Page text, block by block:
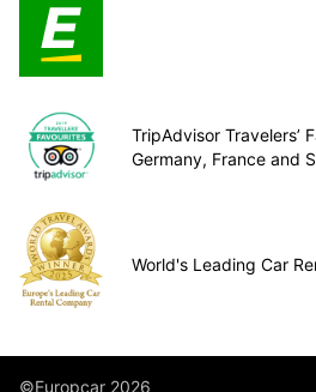
TripAdvisor Travelers’
Germany, France and
World's Leading Car
©Europcar 2026